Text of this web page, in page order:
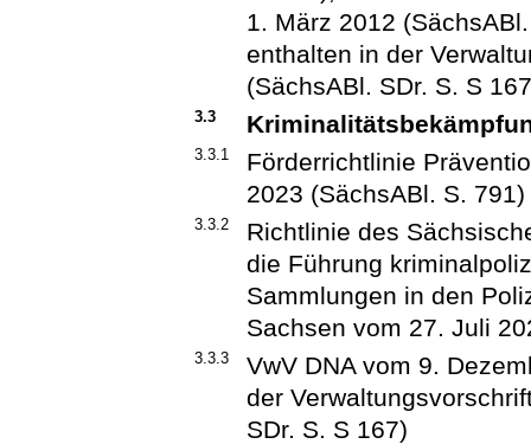
1. März 2012
enthalten in der
(SächsABl. SDr. S. S
3.3
3.3.1
Förderrichtlinie
2023 (SächsABl. S. 791)
3.3.2
Richtlinie des
die Führung
Sammlungen in den
Sachsen vom 27. Juli
3.3.3
VwV DNA vom 9.
der
SDr. S. S 167)